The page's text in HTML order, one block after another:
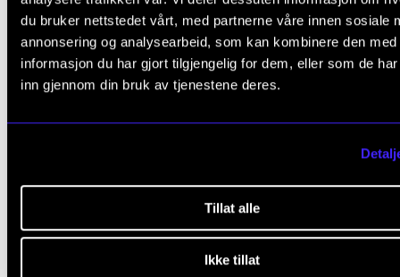
du bruker nettstedet vårt, med partnerne våre innen sosiale
annonsering og analysearbeid, som kan kombinere den med
informasjon du har gjort tilgjengelig for dem, eller som de
inn gjennom din bruk av tjenestene deres.
Tillat alle
Ikke tillat
studenter faktisk så og opplevde sammen på Lab-
på Haukeland sykehus. Ideen er at videomaterialet
erfaringene fra dette prosjektet kan deles med
sanglærere i høyere musikkutdanning, og være et